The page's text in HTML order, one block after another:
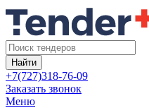
Найти
+7(727)318-76-09
Заказать звонок
Меню